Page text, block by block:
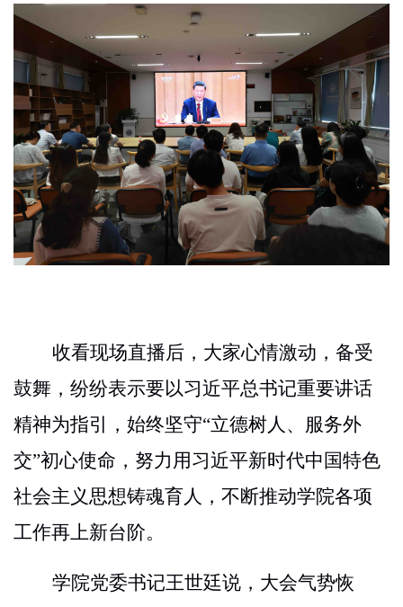
收看现场直播后，大家心情激动，备受
鼓舞，纷纷表示要以习近平总书记重要讲话
精神为指引，始终坚守“立德树人、服务外
交”初心使命，努力用习近平新时代中国特色
社会主义思想铸魂育人，不断推动学院各项
工作再上新台阶。
学院党委书记王世廷说，大会气势恢